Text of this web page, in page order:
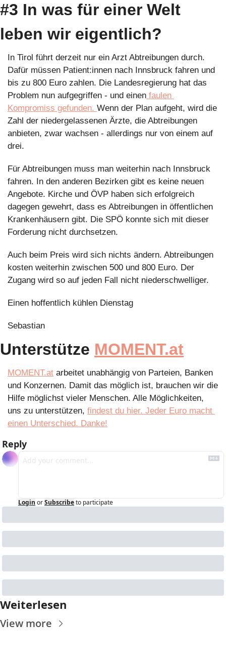
#3 In was für einer Welt
leben wir eigentlich?
In Tirol führt derzeit nur ein Arzt Abtreibungen durch.
Dafür müssen Patient:innen nach Innsbruck fahren und
bis zu 800 Euro zahlen. Die Landesregierung hat das
Problem nun aufgegriffen - und einen faulen
Kompromiss gefunden. Wenn der Plan aufgeht, wird die
Zahl der niedergelassenen Ärzte, die Abtreibungen
anbieten, zwar wachsen - allerdings nur von einem auf
drei.
Für Abtreibungen muss man weiterhin nach Innsbruck
fahren. In den anderen Bezirken gibt es keine neuen
Angebote. Kirche und ÖVP haben sich erfolgreich
dagegen gewehrt, dass es Abtreibungen in öffentlichen
Krankenhäusern gibt. Die SPÖ konnte sich mit dieser
Forderung nicht durchsetzen.
Auch beim Preis wird sich nichts ändern. Abtreibungen
kosten weiterhin zwischen 500 und 800 Euro. Der
Zugang wird so auf jeden Fall nicht niederschwelliger.
Einen hoffentlich kühlen Dienstag
Sebastian
Unterstütze MOMENT.at
MOMENT.at arbeitet unabhängig von Parteien, Banken
und Konzernen. Damit das möglich ist, brauchen wir die
Hilfe möglichst vieler Menschen. Alle Möglichkeiten,
uns zu unterstützen, findest du hier. Jeder Euro macht
einen Unterschied. Danke!
Reply
Login orSubscribeto participate
Weiterlesen
View more